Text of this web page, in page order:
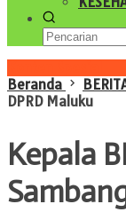
Beranda
DPRD Maluku
Kepala